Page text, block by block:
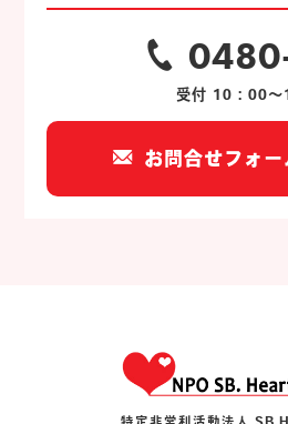
受付 10：00～
お問合せフォー
特定非営利活動法人